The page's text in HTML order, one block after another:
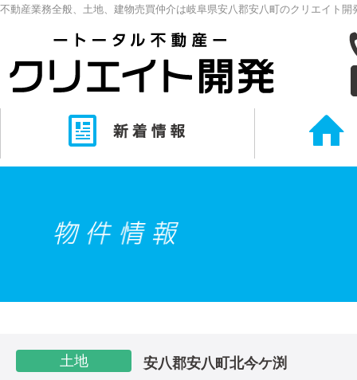
不動産業務全般、土地、建物売買仲介は岐阜県安八郡安八町のクリエイト開
土地 安八郡安八町北今ケ渕